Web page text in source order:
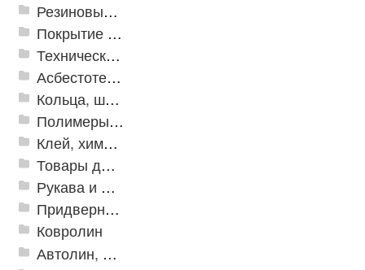
Резиновые и ПВХ дорожки
Покрытие из резиновой крошки
Техническая резина
Асбестотехнические и теплоизоляционные материалы
Кольца, шайбы, манжеты
Полимеры и пластики
Клей, химия, сопутствующие товары
Товары для дома
Рукава и шланги промышленные
Придверные решетки
Ковролин
Автолин, Транслин, Линолеум